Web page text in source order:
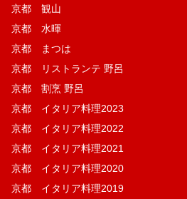
京都 観山
京都 水暉
京都 まつは
京都 リストランテ 野呂
京都 割烹 野呂
京都 イタリア料理2023
京都 イタリア料理2022
京都 イタリア料理2021
京都 イタリア料理2020
京都 イタリア料理2019